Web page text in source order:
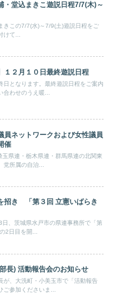
・堂込まきこ遊説日程7/7(木)～
きこの7/7(水)～7/9(土)遊説日程をご
て...
１２月１０日最終遊説日程
日となります。最終遊説日程をご案内
わせのうえ暖...
員ネットワークおよび女性議員
催
県連・栃木県連・群馬県連の北関東
党所属の自治...
招き 「第３回 立憲いばらき
、茨城県水戸市の県連事務所で「第
2日目を開...
藤田幸久(茨城２区総支部長) 活動報告会のお知らせ
が、大洗町・小美玉市で「活動報告
ご参加くださいま...